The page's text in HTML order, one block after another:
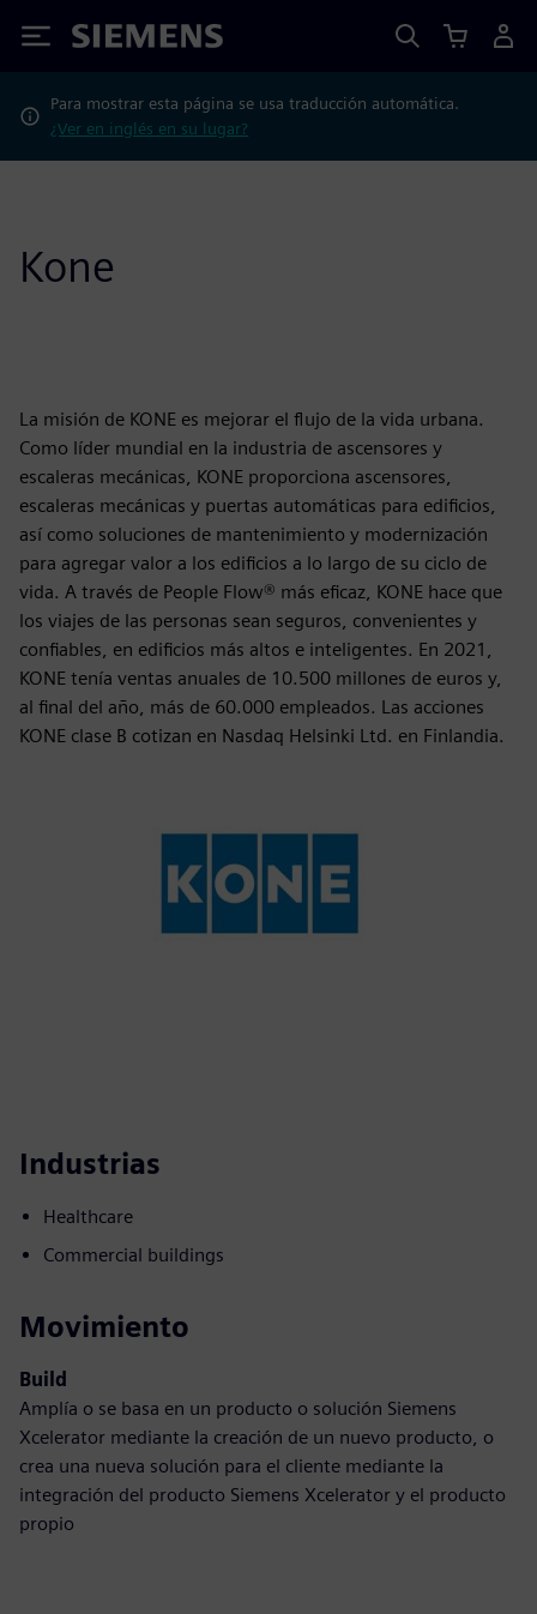
Siemens
Para mostrar esta página se usa traducción automática.
¿Ver en inglés en su lugar?
Kone
La misión de KONE es mejorar el flujo de la vida urbana.
Como líder mundial en la industria de ascensores y
escaleras mecánicas, KONE proporciona ascensores,
escaleras mecánicas y puertas automáticas para edificios,
así como soluciones de mantenimiento y modernización
para agregar valor a los edificios a lo largo de su ciclo de
vida. A través de People Flow® más eficaz, KONE hace que
los viajes de las personas sean seguros, convenientes y
confiables, en edificios más altos e inteligentes. En 2021,
KONE tenía ventas anuales de 10.500 millones de euros y,
al final del año, más de 60.000 empleados. Las acciones
KONE clase B cotizan en Nasdaq Helsinki Ltd. en Finlandia.
Industrias
Healthcare
Commercial buildings
Movimiento
Build
Amplía o se basa en un producto o solución Siemens
Xcelerator mediante la creación de un nuevo producto, o
crea una nueva solución para el cliente mediante la
integración del producto Siemens Xcelerator y el producto
propio